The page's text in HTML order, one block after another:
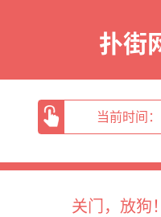
扑街
当前时间
关门，放